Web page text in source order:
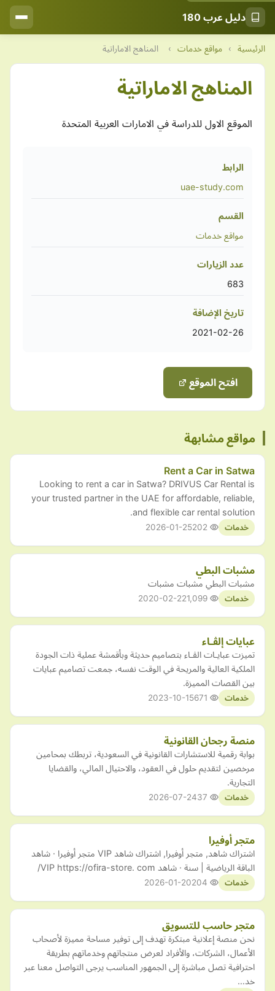
دليل عرب 180
الرئيسية › مواقع خدمات › المناهج الاماراتية
المناهج الاماراتية
الموقع الاول للدراسة في الامارات العربية المتحدة
الرابط
uae-study.com
القسم
مواقع خدمات
عدد الزيارات
683
تاريخ الإضافة
2021-02-26
افتح الموقع
مواقع مشابهة
Rent a Car in Satwa
Looking to rent a car in Satwa? DRIVUS Car Rental is
your trusted partner in the UAE for affordable, reliable,
and flexible car rental solution.
خدمات 2026-01-25
مشبات البطي
مشبات البطي مشبات مشبات
خدمات 2020-02-22
عبايات إلڤـاء
تميزت عبايـات الڤـاء بتصاميم حديثة وبأقمشة عملية ذات الجودة
الملكية العالية والمريحة في الوقت نفسه، جمعت تصاميم عبايات
بين القصات المميزة.
خدمات 2023-10-15
منصة رجحان القانونية
بوابة رقمية للاستشارات القانونية في السعودية، تربطك بمحامين
مرخصين لتقديم حلول في العقود، والاحتيال المالي، والقضايا
التجارية.
خدمات 2026-07-24
متجر أوفيرا
اشتراك شاهد, متجر أوفيرا, اشتراك شاهد VIP متجر أوفيرا · شاهد
الباقة الرياضية | سنة · شاهد VIP https://ofira-store. com/
خدمات 2026-01-20
متجر حاسب للتسويق
نحن منصة إعلانية مبتكرة تهدف إلى توفير مساحة مميزة لأصحاب
الأعمال، الشركات، والأفراد لعرض منتجاتهم وخدماتهم بطريقة
احترافية تصل مباشرة إلى الجمهور المناسب يرجى التواصل معنا عبر
خد…